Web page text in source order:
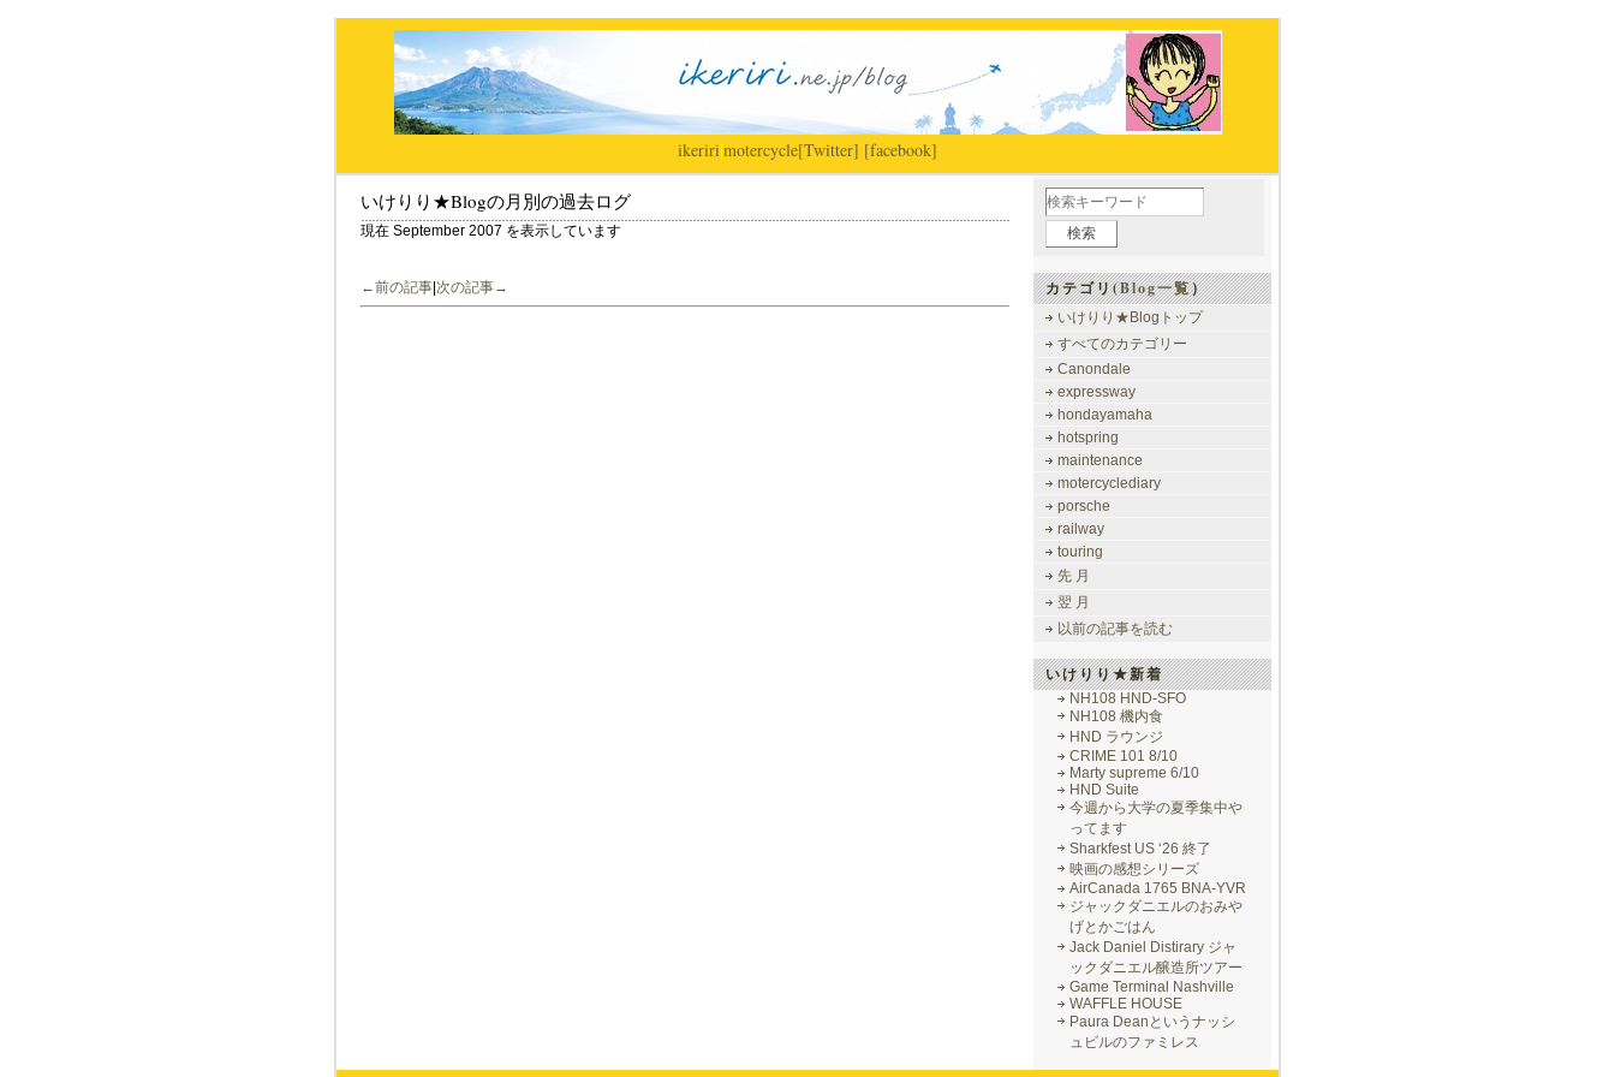
ikeriri|motercycle[Twitter] [facebook]
いけりり★Blogの月別の過去ログ
現在 September 2007 を表示しています
←前の記事 次の記事→ カテゴリ(Blog一覧）
いけりり★Blogトップ
すべてのカテゴリー
Canondale
expressway
hondayamaha
hotspring
maintenance
motercyclediary
porsche
railway
touring
先 月
翌 月
以前の記事を読む
いけりり★新着
NH108 HND-SFO
NH108 機内食
HND ラウンジ
CRIME 101 8/10
Marty supreme 6/10
HND Suite
今週から大学の夏季集中や
ってます
Sharkfest US ‘26 終了
映画の感想シリーズ
AirCanada 1765 BNA-YVR
ジャックダニエルのおみや
げとかごはん
Jack Daniel Distirary ジャ
ックダニエル醸造所ツアー
Game Terminal Nashville
WAFFLE HOUSE
Paura Deanというナッシ
ュビルのファミレス